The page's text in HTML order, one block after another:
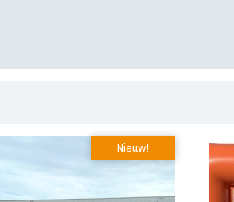
Nieuw!